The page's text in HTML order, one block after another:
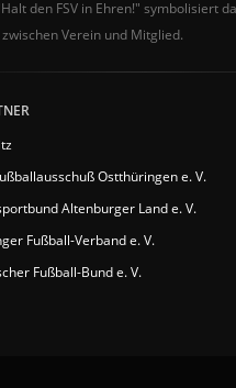
den FSV in Ehren!" symbolisiert
Verein und Mitglied.
Ostthüringen e. V.
Altenburger Land e. V.
Fußball-Verband e. V.
Fußball-Bund e. V.